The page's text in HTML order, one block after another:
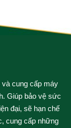
cung cấp máy
Giúp bảo vệ sức
đại, sẽ hạn chế
cung cấp những